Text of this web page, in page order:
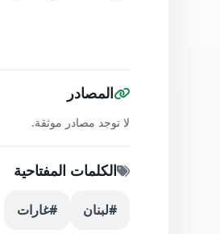
المصادر
لا توجد مصادر موثقة.
الكلمات المفتاحية
#لبنان #غارات